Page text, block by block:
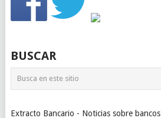
BUSCAR
Extracto Bancario - Noticias sobre bancos